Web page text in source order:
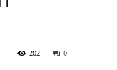
0
202